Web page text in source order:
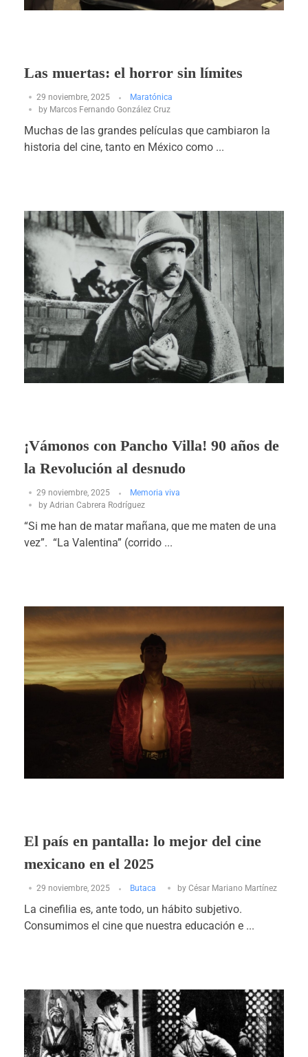
Las muertas: el horror sin límites
29 noviembre, 2025
Maratónica
by Marcos Fernando González Cruz
Muchas de las grandes películas que cambiaron la
historia del cine, tanto en México como ...
¡Vámonos con Pancho Villa! 90 años de
la Revolución al desnudo
29 noviembre, 2025
Memoria viva
by Adrian Cabrera Rodríguez
“Si me han de matar mañana, que me maten de una
vez”. “La Valentina” (corrido ...
El país en pantalla: lo mejor del cine
mexicano en el 2025
29 noviembre, 2025 Butaca by César Mariano Martínez
La cinefilia es, ante todo, un hábito subjetivo.
Consumimos el cine que nuestra educación e ...